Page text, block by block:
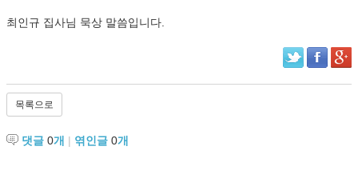
최인규 집사님 묵상 말씀입니다.
목록으로
댓글 0개 | 엮인글 0개